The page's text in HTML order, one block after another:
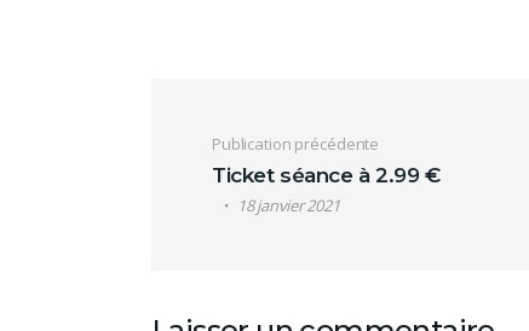
Navigation de
Publication précédente
Ticket séance à 2.99 €
18 janvier 2021